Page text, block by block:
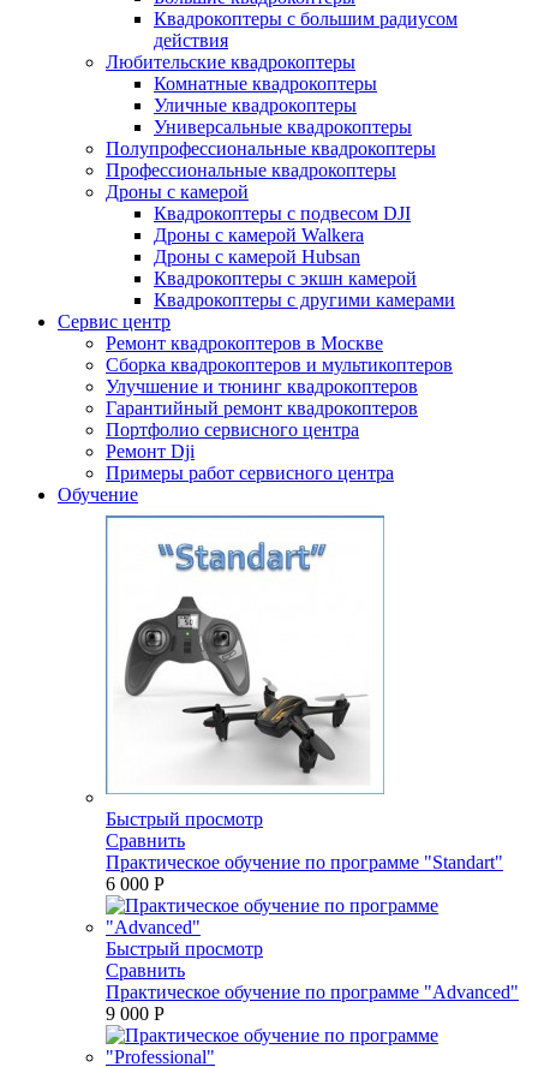
Квадрокоптеры с большим радиусом
действия
Любительские квадрокоптеры
Комнатные квадрокоптеры
Уличные квадрокоптеры
Универсальные квадрокоптеры
Полупрофессиональные квадрокоптеры
Профессиональные квадрокоптеры
Дроны с камерой
Квадрокоптеры с подвесом DJI
Дроны с камерой Walkera
Дроны с камерой Hubsan
Квадрокоптеры с экшн камерой
Квадрокоптеры с другими камерами
Сервис центр
Ремонт квадрокоптеров в Москве
Сборка квадрокоптеров и мультикоптеров
Улучшение и тюнинг квадрокоптеров
Гарантийный ремонт квадрокоптеров
Портфолио сервисного центра
Ремонт Dji
Примеры работ сервисного центра
Обучение
Быстрый просмотр
Сравнить
Практическое обучение по программе "Standart"
6 000 P
Быстрый просмотр
Сравнить
Практическое обучение по программе "Advanced"
9 000 P